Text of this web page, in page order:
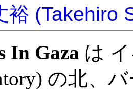
裕 (Takehiro
In Gaza は
の北、